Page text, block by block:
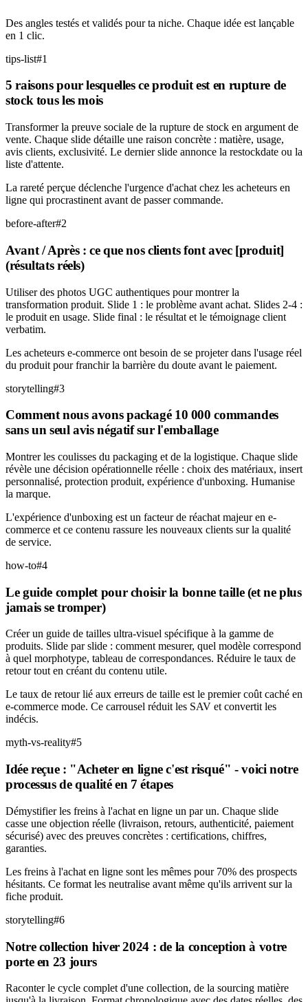
Des angles testés et validés pour ta niche. Chaque idée est lançable
en 1 clic.
tips-list#1
5 raisons pour lesquelles ce produit est en rupture de
stock tous les mois
Transformer la preuve sociale de la rupture de stock en argument de
vente. Chaque slide détaille une raison concrète : matière, usage,
avis clients, exclusivité. Le dernier slide annonce la restockdate ou la
liste d'attente.
La rareté perçue déclenche l'urgence d'achat chez les acheteurs en
ligne qui procrastinent avant de passer commande.
before-after#2
Avant / Après : ce que nos clients font avec [produit]
(résultats réels)
Utiliser des photos UGC authentiques pour montrer la
transformation produit. Slide 1 : le problème avant achat. Slides 2-4 :
le produit en usage. Slide final : le résultat et le témoignage client
verbatim.
Les acheteurs e-commerce ont besoin de se projeter dans l'usage réel
du produit pour franchir la barrière du doute avant le paiement.
storytelling#3
Comment nous avons packagé 10 000 commandes
sans un seul avis négatif sur l'emballage
Montrer les coulisses du packaging et de la logistique. Chaque slide
révèle une décision opérationnelle réelle : choix des matériaux, insert
personnalisé, protection produit, expérience d'unboxing. Humanise
la marque.
L'expérience d'unboxing est un facteur de réachat majeur en e-
commerce et ce contenu rassure les nouveaux clients sur la qualité
de service.
how-to#4
Le guide complet pour choisir la bonne taille (et ne plus
jamais se tromper)
Créer un guide de tailles ultra-visuel spécifique à la gamme de
produits. Slide par slide : comment mesurer, quel modèle correspond
à quel morphotype, tableau de correspondances. Réduire le taux de
retour tout en créant du contenu utile.
Le taux de retour lié aux erreurs de taille est le premier coût caché en
e-commerce mode. Ce carrousel réduit les SAV et convertit les
indécis.
myth-vs-reality#5
Idée reçue : "Acheter en ligne c'est risqué" - voici notre
processus de qualité en 7 étapes
Démystifier les freins à l'achat en ligne un par un. Chaque slide
casse une objection réelle (livraison, retours, authenticité, paiement
sécurisé) avec des preuves concrètes : certifications, chiffres,
garanties.
Les freins à l'achat en ligne sont les mêmes pour 70% des prospects
hésitants. Ce format les neutralise avant même qu'ils arrivent sur la
fiche produit.
storytelling#6
Notre collection hiver 2024 : de la conception à votre
porte en 23 jours
Raconter le cycle complet d'une collection, de la sourcing matière